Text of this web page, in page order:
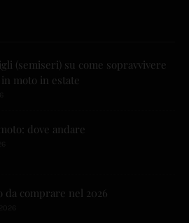
(semiseri) su come sopravvivere
moto in estate
dove andare
da comprare nel 2026